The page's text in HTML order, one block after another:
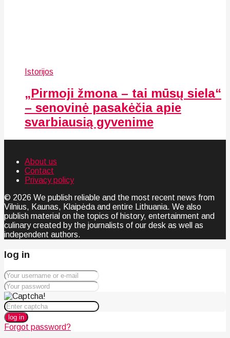
Istorijos
„Pirmoji žmona – tai mūsų siela“
– senovinė pasakėčia apie
svarbiausią gyvenime
About us
Contact
Privacy policy
© 2026 We publish reliable and the most recent news from
Vilnius, Kaunas, Klaipėda and entire Lithuania. We also
publish material on the topics of history, entertainment and
culinary created by the journalists of our desk as well as
independent authors.
log in
log in
Forgot password?